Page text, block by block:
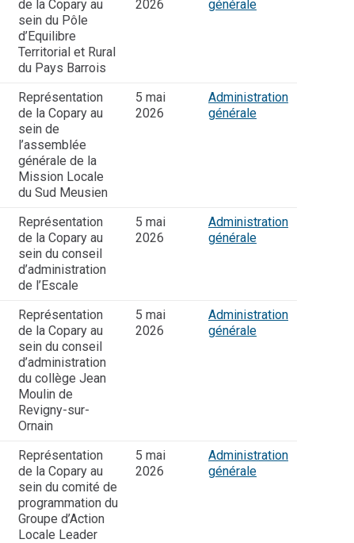
de la Copary au
sein du Pôle
d’Equilibre
Territorial et Rural
du Pays Barrois
2026
générale
Représentation
de la Copary au
sein de
l’assemblée
générale de la
Mission Locale
du Sud Meusien
5 mai
2026
Administration
générale
Représentation
de la Copary au
sein du conseil
d’administration
de l’Escale
5 mai
2026
Administration
générale
Représentation
de la Copary au
sein du conseil
d’administration
du collège Jean
Moulin de
Revigny-sur-
Ornain
5 mai
2026
Administration
générale
Représentation
de la Copary au
sein du comité de
programmation du
Groupe d’Action
Locale Leader
5 mai
2026
Administration
générale